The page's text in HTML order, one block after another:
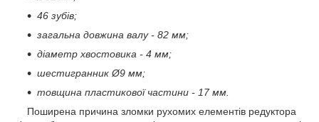
46 зубів;
загальна довжина валу - 82 мм;
діаметр хвостовика - 4 мм;
шестигранник Ø9 мм;
товщина пластикової частини - 17 мм.
Поширена причина зломки рухомих елементів редуктора